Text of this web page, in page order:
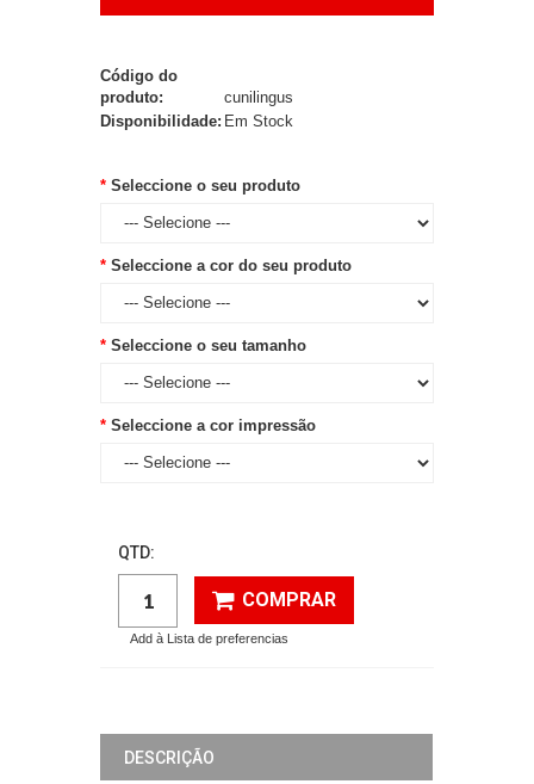
Código do
produto:
cunilingus
Disponibilidade:Em Stock
Seleccione o seu produto
Seleccione a cor do seu produto
Seleccione o seu tamanho
Seleccione a cor impressão
QTD:
COMPRAR
Add à Lista de preferencias
DESCRIÇÃO